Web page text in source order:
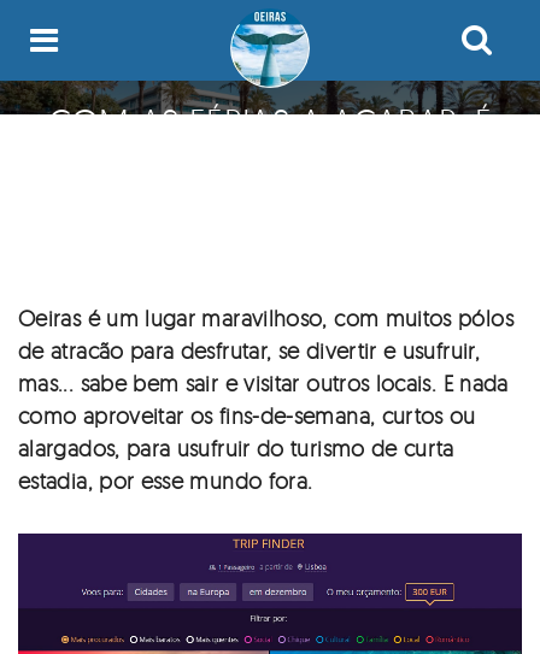
para
o
conteúdoCOM AS FÉRIAS A ACABAR, É
Oeiras é um lugar maravilhoso, com muitos pólos
de atracão para desfrutar, se divertir e usufruir,
mas... sabe bem sair e visitar outros locais. E nada
como aproveitar os fins-de-semana, curtos ou
alargados, para usufruir do turismo de curta
estadia, por esse mundo fora.